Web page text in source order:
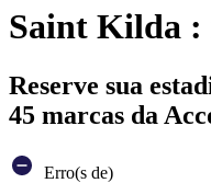
Saint Kilda :
Reserve sua
45 marcas da
Erro(s de)